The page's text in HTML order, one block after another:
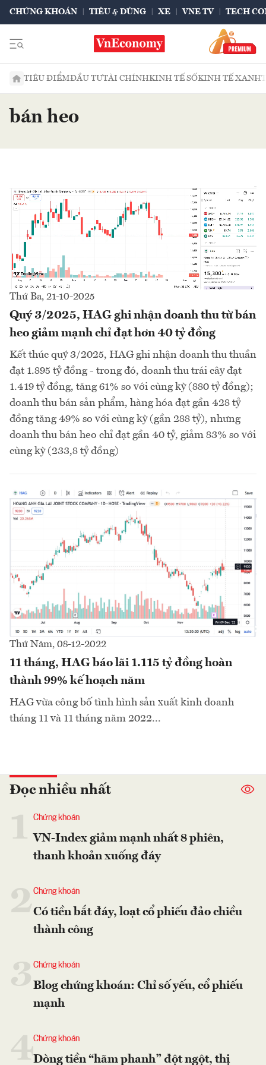
CHỨNG KHOÁN TIÊU & DÙNG XE VNE TV TECH
TIÊU ĐIỂMĐẦU TƯTÀI CHÍNHKINH TẾ SỐKINH TẾ XANH
bán heo
Thứ Ba, 21-10-2025
Quý 3/2025, HAG ghi nhận doanh thu từ bán
heo giảm mạnh chỉ đạt hơn 40 tỷ đồng
Kết thúc quý 3/2025, HAG ghi nhận doanh thu thuần
đạt 1.895 tỷ đồng - trong đó, doanh thu trái cây đạt
1.419 tỷ đồng, tăng 61% so với cùng kỳ (880 tỷ đồng);
doanh thu bán sản phẩm, hàng hóa đạt gần 428 tỷ
đồng tăng 49% so với cùng kỳ (gần 288 tỷ), nhưng
doanh thu bán heo chỉ đạt gần 40 tỷ, giảm 83% so với
cùng kỳ (233,8 tỷ đồng)
Thứ Năm, 08-12-2022
11 tháng, HAG báo lãi 1.115 tỷ đồng hoàn
thành 99% kế hoạch năm
HAG vừa công bố tình hình sản xuất kinh doanh
tháng 11 và 11 tháng năm 2022...
Đọc nhiều nhất
Chứng khoán
VN-Index giảm mạnh nhất 8 phiên,
thanh khoản xuống đáy
2Chứng khoán
Có tiền bắt đáy, loạt cổ phiếu đảo chiều
thành công
Chứng khoán
Blog chứng khoán: Chỉ số yếu, cổ phiếu
mạnh
4Chứng khoán
Dòng tiền “hãm phanh” đột ngột, thị